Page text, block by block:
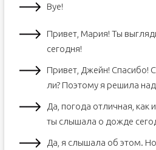
Bye!
Привет, Мария! Ты
сегодня!
Привет, Джейн! Спасибо!
ли? Поэтому я решила
Да, погода отличная, как
ты слышала о дожде
Да, я слышала об этом.